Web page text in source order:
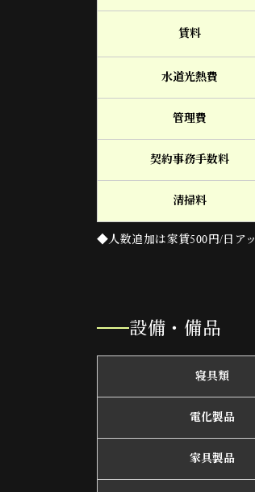
賃料
水道光熱費
管理費
契約事務手数料
清掃料
◆人数追加は家賃500円/日ア
設備・備品
寝具類
電化製品
家具製品